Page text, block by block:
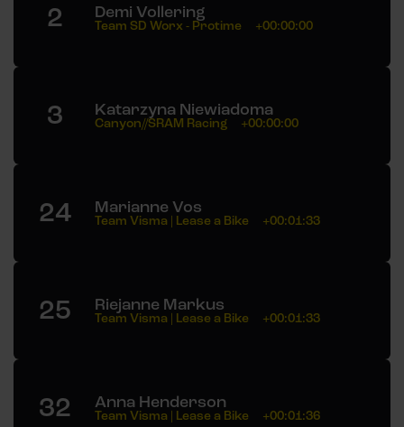
2 Demi Vollering
Team SD Worx - Protime +00:00:00
3 Katarzyna Niewiadoma
Canyon//SRAM Racing +00:00:00
24 Marianne Vos
Team Visma | Lease a Bike +00:01:33
25 Riejanne Markus
Team Visma | Lease a Bike +00:01:33
32 Anna Henderson
Team Visma | Lease a Bike +00:01:36